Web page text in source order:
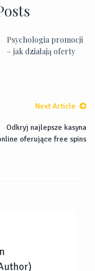
Psychologia promocji
– jak działają oferty
Next Article
Odkryj najlepsze kasyna
oferujące free spins